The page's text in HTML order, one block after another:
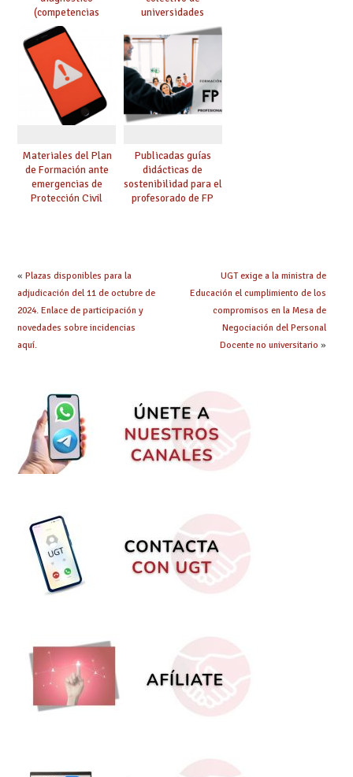
(competencias
lingüística y
matemática, 4º de
Primaria y 2º de ESO)
universidades
privadas, centros
universitarios
privados y centros de
formación de
postgraduados
Materiales del Plan
de Formación ante
emergencias de
Protección Civil
Publicadas guías
didácticas de
sostenibilidad para el
profesorado de FP
« Plazas disponibles para la
adjudicación del 11 de octubre de
2024. Enlace de participación y
novedades sobre incidencias
aquí.
UGT exige a la ministra de
Educación el cumplimiento de los
compromisos en la Mesa de
Negociación del Personal
Docente no universitario »